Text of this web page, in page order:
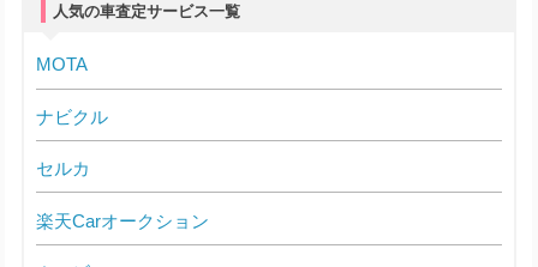
人気の車査定サービス一覧
MOTA
ナビクル
セルカ
楽天Carオークション